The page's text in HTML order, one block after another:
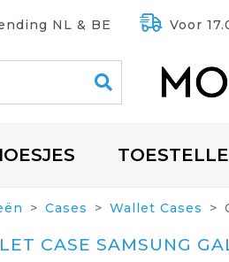
NL & BE Voor
Cases Wallet Cases
CASE SAMSUNG